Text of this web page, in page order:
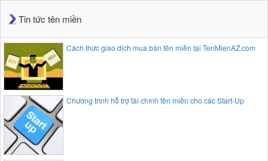
Tin tức tên miền
Cách thức giao dịch mua bán tên miền tại TenMienAZ.com
Chương trình hỗ trợ tài chính tên miền cho các Start-Up